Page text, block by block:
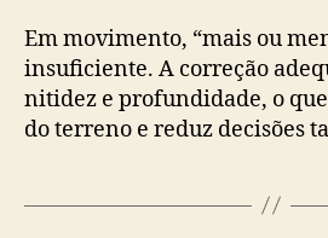
Em movimento, “mais ou
insuficiente. A correção
nitidez e profundidade, o
do terreno e reduz decisões